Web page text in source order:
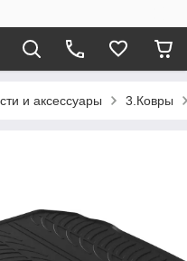
и аксессуары 3.Ковры